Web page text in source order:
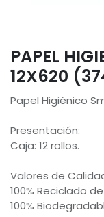
PAPEL
12X620
Papel Higiénico
Presentación:
Caja: 12 rollos.
Valores de
100% Reciclado
100%